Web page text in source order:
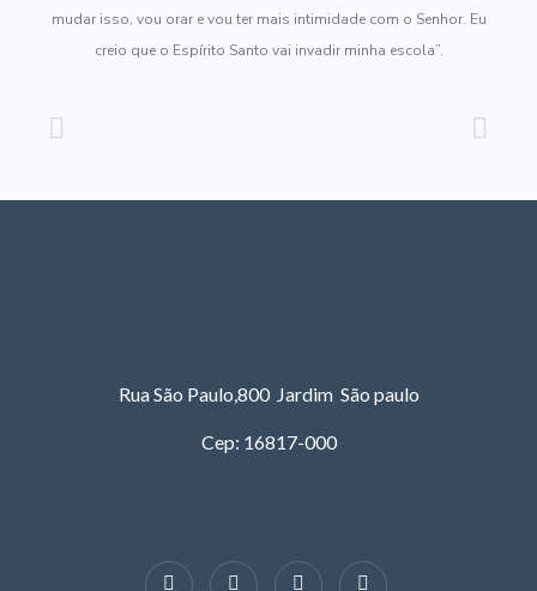
mudar isso, vou orar e vou ter mais intimidade com o Senhor. Eu
creio que o Espírito Santo vai invadir minha escola”.
Rua São Paulo,800 Jardim São paulo
Cep: 16817-000